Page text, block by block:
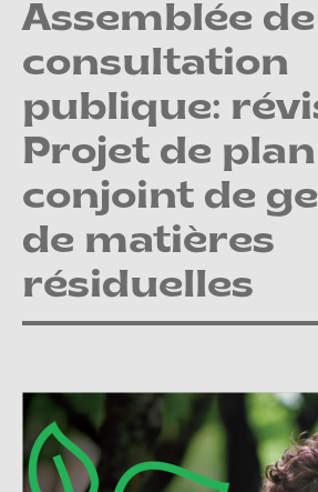
Assemblée de
consultation
publique:
Projet de plan
conjoint de
de matières
résiduelles